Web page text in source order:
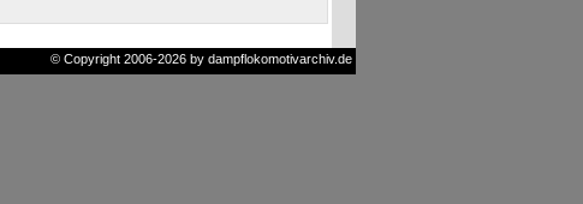
© Copyright 2006-2026 by dampflokomotivarchiv.de